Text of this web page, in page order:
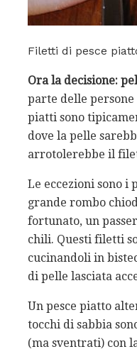
Filetti di pesce
Ora la decisione:
parte delle
piatti sono
dove la pelle
arrotolerebbe il
Le eccezioni sono i
grande rombo
fortunato, un
chili. Questi filetti
cucinandoli in
di pelle lasciata
Un pesce piatto
tocchi di sabbia
(ma sventrati) con